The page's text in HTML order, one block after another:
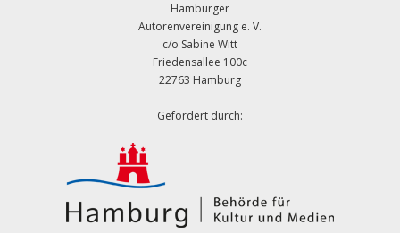
Hamburger
Autorenvereinigung e. V.
c/o Sabine Witt
Friedensallee 100c
22763 Hamburg
Gefördert durch: